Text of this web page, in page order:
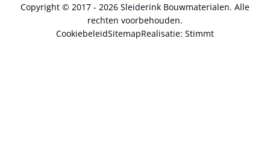
Copyright © 2017 - 2026 Sleiderink Bouwmaterialen. Alle
rechten voorbehouden.
CookiebeleidSitemapRealisatie: Stimmt